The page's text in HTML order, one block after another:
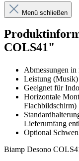
Menü schließen
COLS41"
Abmessungen
Leistung
Geeignet für
Horizontale
Flachbildschirm)
Lieferumfang
Optional
Biamp Desono